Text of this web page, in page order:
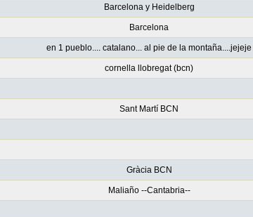
Barcelona y Heidelberg
Barcelona
en 1 pueblo.... catalano... al pie de la montaña....jejeje
cornella llobregat (bcn)
Sant Martí BCN
Gràcia BCN
Maliaño --Cantabria--